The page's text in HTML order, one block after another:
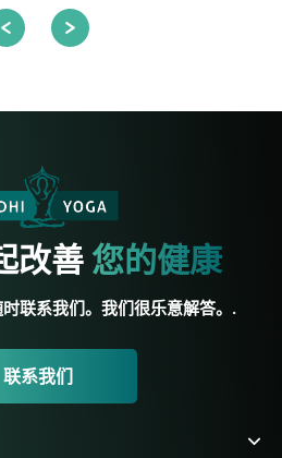
改善 您的健康
联系我们。我们很乐意解答。.
联系我们